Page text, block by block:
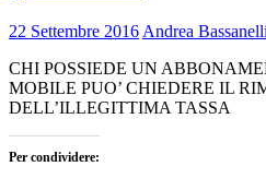
22 Settembre 2016 Andrea Bassanelli
CHI POSSIEDE UN
MOBILE PUO’ CHIEDERE IL
DELL’ILLEGITTIMA TASSA
Per condividere: